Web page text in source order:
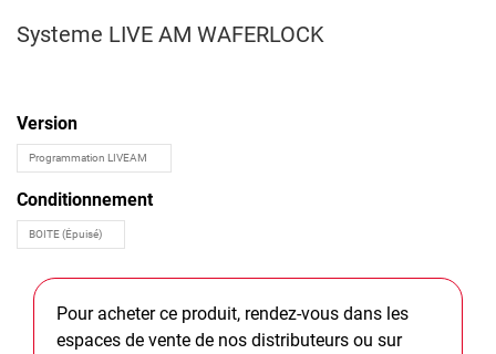
Systeme LIVE AM WAFERLOCK
Version
Conditionnement
Pour acheter ce produit, rendez-vous dans les
espaces de vente de nos distributeurs ou sur